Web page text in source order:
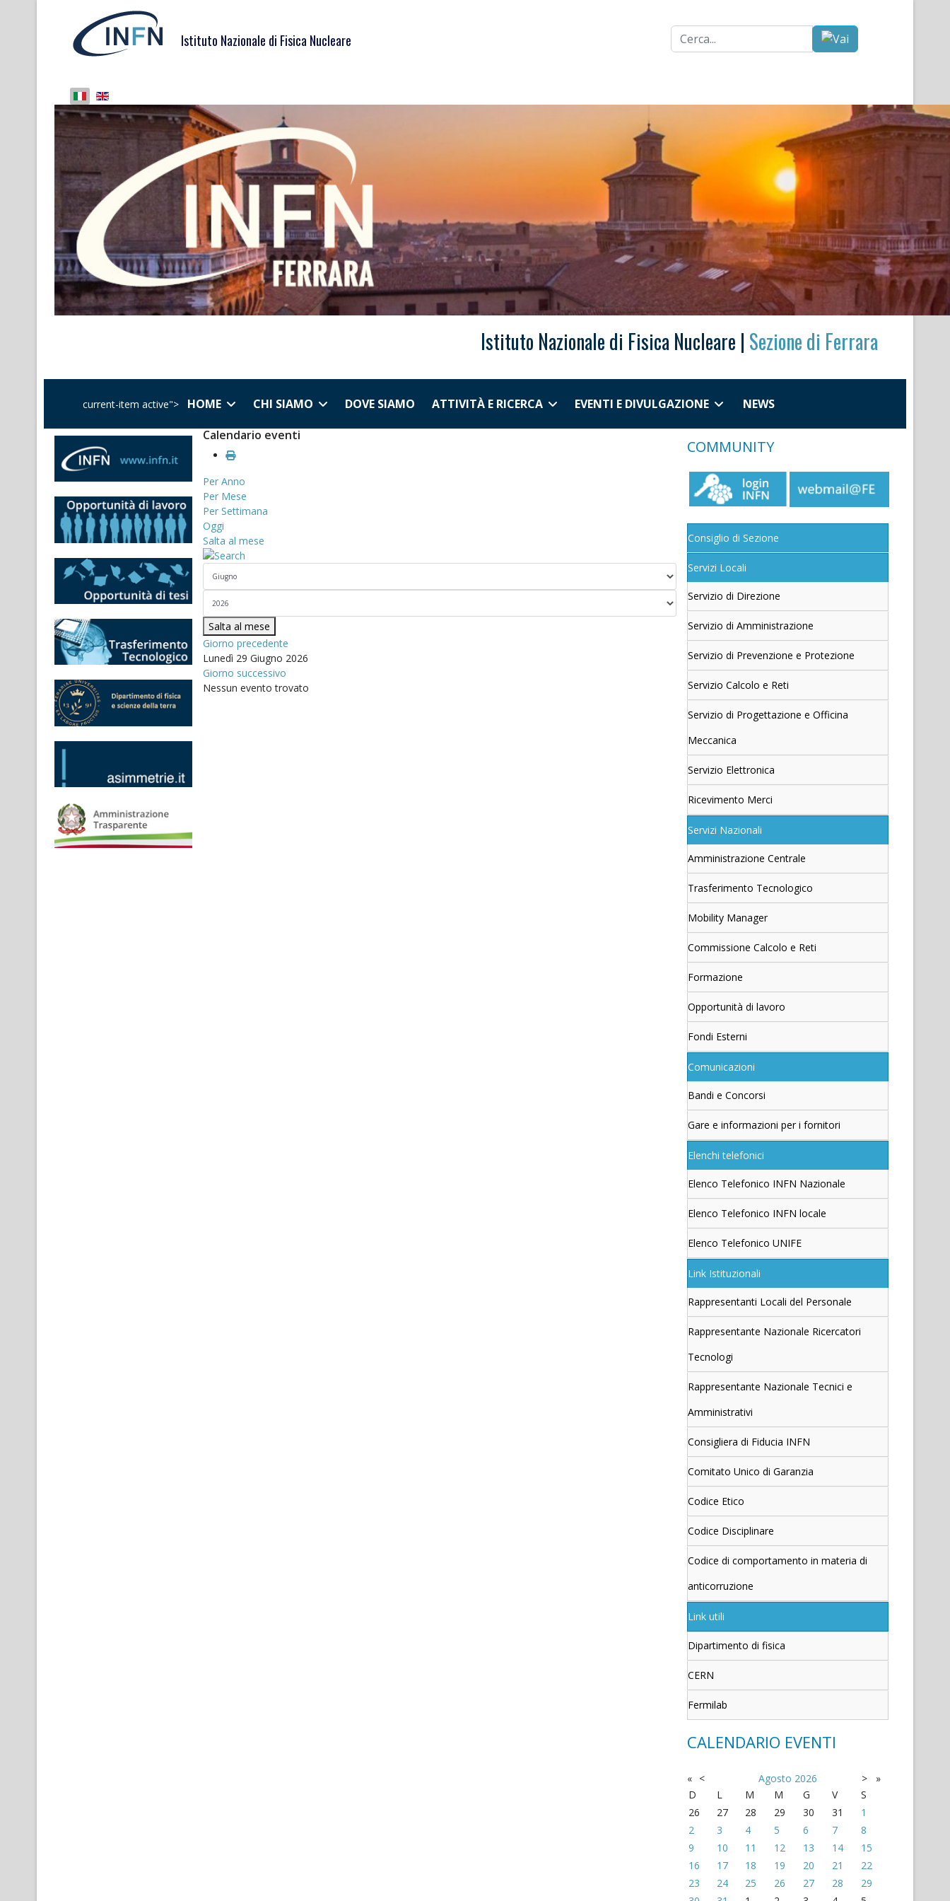
Istituto Nazionale di Fisica Nucleare
Seleziona la tua lingua
Cerca...
Istituto Nazionale di Fisica Nucleare | Sezione di Ferrara
current-item active"> HOME CHI SIAMO DOVE SIAMO ATTIVITÀ E RICERCA EVENTI E DIVULGAZIONE
NEWS
Calendario eventi
Per Anno
Per Mese
Per Settimana
Oggi
Salta al mese
Salta al mese
Giorno precedente
Lunedì 29 Giugno 2026
Giorno successivo
Nessun evento trovato
COMMUNITY
Consiglio di Sezione
Servizi Locali
Servizio di Direzione
Servizio di Amministrazione
Servizio di Prevenzione e Protezione
Servizio Calcolo e Reti
Servizio di Progettazione e Officina
Meccanica
Servizio Elettronica
Ricevimento Merci
Servizi Nazionali
Amministrazione Centrale
Trasferimento Tecnologico
Mobility Manager
Commissione Calcolo e Reti
Formazione
Opportunità di lavoro
Fondi Esterni
Comunicazioni
Bandi e Concorsi
Gare e informazioni per i fornitori
Elenchi telefonici
Elenco Telefonico INFN Nazionale
Elenco Telefonico INFN locale
Elenco Telefonico UNIFE
Link Istituzionali
Rappresentanti Locali del Personale
Rappresentante Nazionale Ricercatori
Tecnologi
Rappresentante Nazionale Tecnici e
Amministrativi
Consigliera di Fiducia INFN
Comitato Unico di Garanzia
Codice Etico
Codice Disciplinare
Codice di comportamento in materia di
anticorruzione
Link utili
Dipartimento di fisica
CERN
Fermilab
CALENDARIO EVENTI
« < Agosto 2026 >
»
D
L M M G V
S
26
27 28 29 30 31
1
2
3 4 5 6 7
8
9
10 11 12 13 14
15
16
17 18 19 20 21
22
23
24 25 26 27 28
29